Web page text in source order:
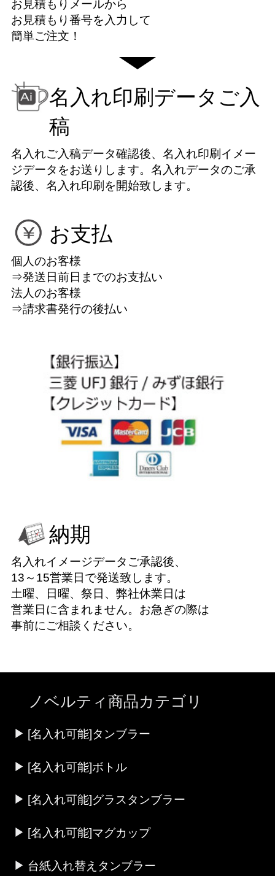
お見積もりメールから
お見積もり番号を入力して
簡単ご注文！
名入れ印刷データご入
稿
名入れご入稿データ確認後、名入れ印刷イメー
ジデータをお送りします。名入れデータのご承
認後、名入れ印刷を開始致します。
お支払
個人のお客様
⇒発送日前日までのお支払い
法人のお客様
⇒請求書発行の後払い
納期
名入れイメージデータご承認後、
13～15営業日で発送致します。
土曜、日曜、祭日、弊社休業日は
営業日に含まれません。お急ぎの際は
事前にご相談ください。
ノベルティ商品カテゴリ
[名入れ可能]タンブラー
[名入れ可能]ボトル
[名入れ可能]グラスタンブラー
[名入れ可能]マグカップ
台紙入れ替えタンブラー